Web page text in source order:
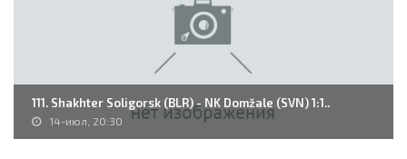
111. Shakhter Soligorsk (BLR) - NK Domžale (SVN) 1:1..
14-июл, 20:30